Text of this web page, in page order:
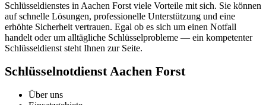
Schlüsseldienstes in Aachen Forst viele Vorteile mit sich.​ Sie können
auf schnelle Lösungen, professionelle Unterstützung und eine
erhöhte Sicherheit vertrauen.​ Egal ob es sich um einen Notfall
handelt oder um alltägliche Schlüsselprobleme ― ein kompetenter
Schlüsseldienst steht Ihnen zur Seite.​
Schlüsselnotdienst Aachen Forst
Über uns